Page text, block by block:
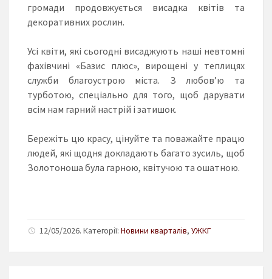
громади продовжується висадка квітів та
декоративних рослин.
Усі квіти, які сьогодні висаджують наші невтомні
фахівчині «Базис плюс», вирощені у теплицях
служби благоустрою міста. З любов’ю та
турботою, спеціально для того, щоб дарувати
всім нам гарний настрій і затишок.
Бережіть цю красу, цінуйте та поважайте працю
людей, які щодня докладають багато зусиль, щоб
Золотоноша була гарною, квітучою та ошатною.
12/05/2026. Категорії: Новини кварталів, УЖКГ